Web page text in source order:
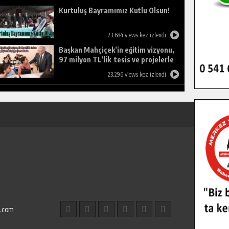
Kurtuluş Bayramımız Kutlu Olsun!
23.684 views kez izlendi
Başkan Mahçiçek’in eğitim vizyonu,
97 milyon TL’lik tesis ve projelerle
23.296 views kez izlendi